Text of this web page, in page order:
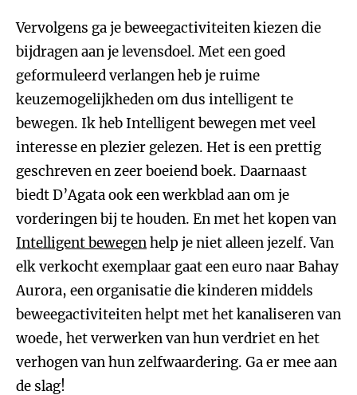
Vervolgens ga je beweegactiviteiten kiezen die
bijdragen aan je levensdoel. Met een goed
geformuleerd verlangen heb je ruime
keuzemogelijkheden om dus intelligent te
bewegen. Ik heb Intelligent bewegen met veel
interesse en plezier gelezen. Het is een prettig
geschreven en zeer boeiend boek. Daarnaast
biedt D’Agata ook een werkblad aan om je
vorderingen bij te houden. En met het kopen van
Intelligent bewegenhelp je niet alleen jezelf. Van
elk verkocht exemplaar gaat een euro naar Bahay
Aurora, een organisatie die kinderen middels
beweegactiviteiten helpt met het kanaliseren van
woede, het verwerken van hun verdriet en het
verhogen van hun zelfwaardering. Ga er mee aan
de slag!